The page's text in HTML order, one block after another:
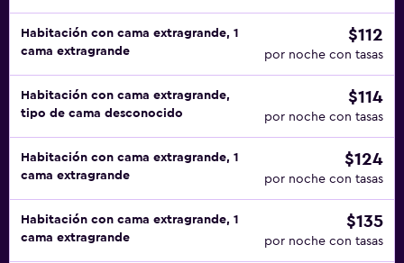
Habitación con cama extragrande, 1
cama extragrande
$112
por noche con tasas
Habitación con cama extragrande,
tipo de cama desconocido
$114
por noche con tasas
Habitación con cama extragrande, 1
cama extragrande
$124
por noche con tasas
Habitación con cama extragrande, 1
cama extragrande
$135
por noche con tasas